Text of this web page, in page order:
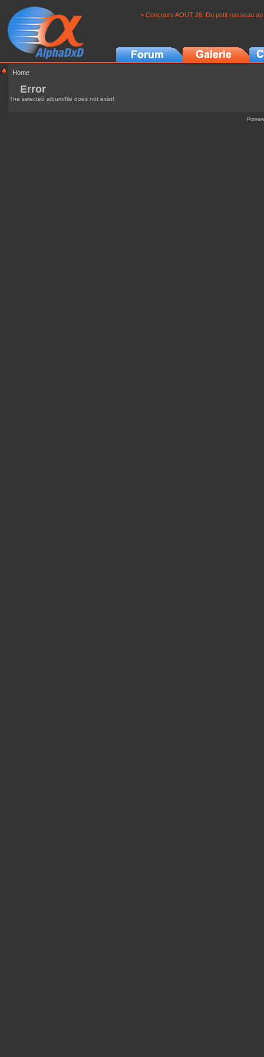
> Concours AOUT 26: Du petit ruisseau
Home
Error
The selected album/file does not exist!